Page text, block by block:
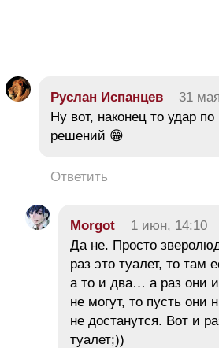
Руслан Испанцев 31
Ну вот, наконец то удар
решений 😁
Ответить
Morgot 1 июн, 14:10
Да не. Просто
раз это туалет, то там
а то и два… а раз они
не могут, то пусть они
не достанутся. Вот и
туалет;))